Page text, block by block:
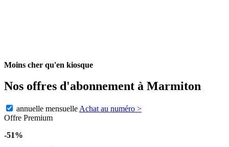
Moins cher qu'en kiosque
Nos offres d'abonnement à Marmiton
annuelle mensuelle Achat au numéro >
Offre Premium
-51%